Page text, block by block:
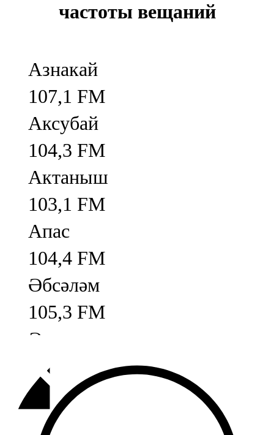
частоты вещаний
Азнакай
107,1 FM
Аксубай
104,3 FM
Актаныш
103,1 FM
Апас
104,4 FM
Әбсәләм
105,3 FM
Әлмәт
92,9 FM
Базарлы матак
107,1 FM